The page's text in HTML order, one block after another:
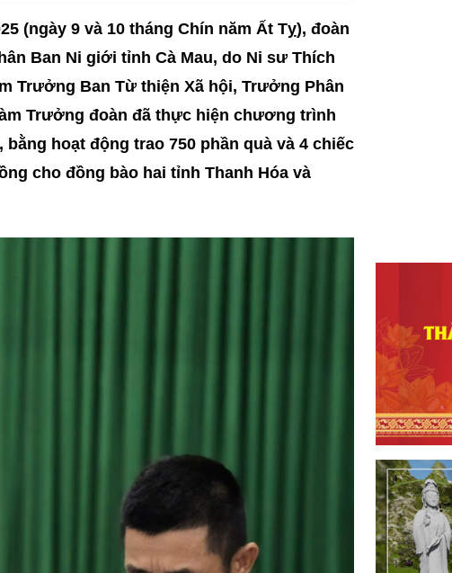
(ngày 9 và 10 tháng Chín năm Ất Tỵ), đoàn
Ban Ni giới tỉnh Cà Mau, do Ni sư Thích
Trưởng Ban Từ thiện Xã hội, Trưởng Phân
Trưởng đoàn đã thực hiện chương trình
hoạt động trao 750 phần quà và 4 chiếc
cho đồng bào hai tỉnh Thanh Hóa và
2570 dành
VII, VIII và